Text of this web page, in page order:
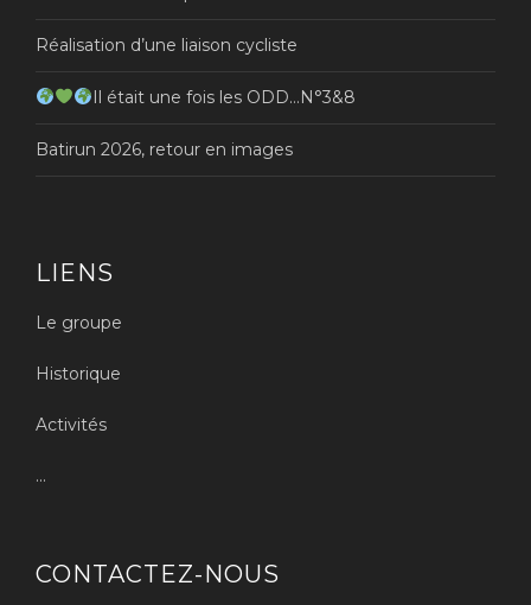
Réalisation d’une liaison cycliste
Il était une fois les ODD…N°3&8
Batirun 2026, retour en images
LIENS
Le groupe
Historique
Activités
...
CONTACTEZ-NOUS